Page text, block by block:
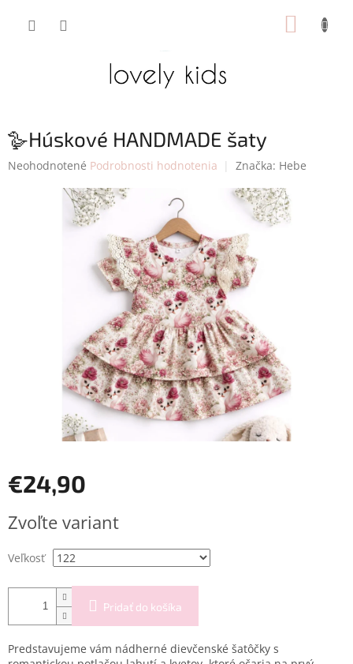
🪿Húskové HANDMADE šaty
Priemerné
Neohodnotené Podrobnosti hodnotenia Značka: Hebe
€24,90
cena:
Zvoľte variant
Veľkosť
Pridať do košíka
Predstavujeme vám nádherné dievčenské šatôčky s